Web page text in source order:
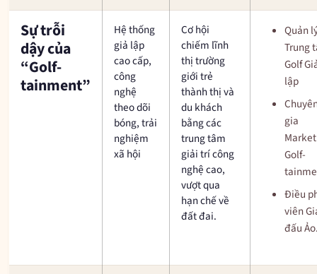
Sự trỗi
dậy của
“Golf-
tainment”
Hệ thống
giả lập
cao cấp,
công
nghệ
theo dõi
bóng, trải
nghiệm
xã hội
Cơ hội
chiếm lĩnh
thị trường
giới trẻ
thành thị và
du khách
bằng các
trung tâm
giải trí công
nghệ cao,
vượt qua
hạn chế về
đất đai.
Quản
Trung
Golf
lập
gia
Golf-
Điều
viên
đấu